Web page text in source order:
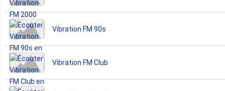
Vibration FM 90s
Vibration FM Club